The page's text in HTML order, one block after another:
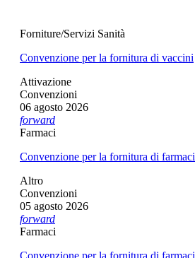
Forniture/Servizi Sanità
Convenzione per la fornitura di vaccini
Attivazione
Convenzioni
06 agosto 2026
forward
Farmaci
Convenzione per la fornitura di farmaci
Altro
Convenzioni
05 agosto 2026
forward
Farmaci
Convenzione per la fornitura di farmaci